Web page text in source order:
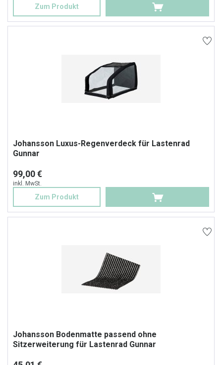
Zum Produkt
Johansson Luxus-Regenverdeck für Lastenrad
Gunnar
99,00 €
inkl. MwSt.
Zum Produkt
Johansson Bodenmatte passend ohne
Sitzerweiterung für Lastenrad Gunnar